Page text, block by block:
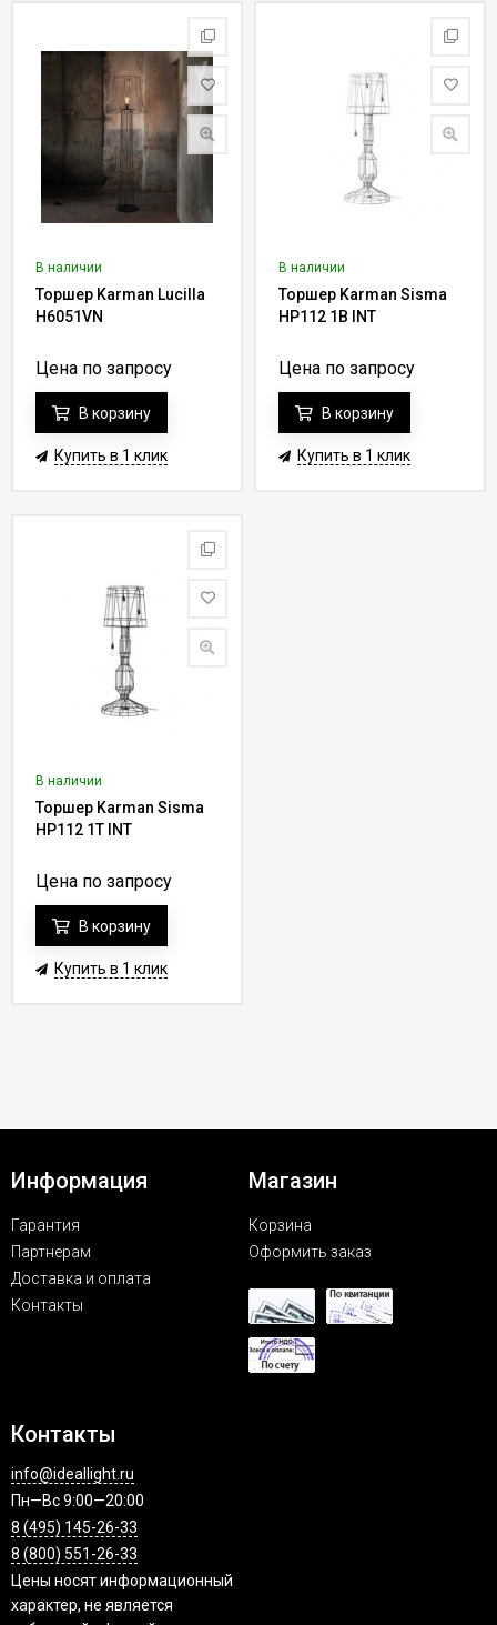
В наличии
Торшер Karman Lucilla
H6051VN
Цена по запросу
В корзину
Купить в 1 клик
В наличии
Торшер Karman Sisma
HP112 1B INT
Цена по запросу
В корзину
Купить в 1 клик
В наличии
Торшер Karman Sisma
HP112 1T INT
Цена по запросу
В корзину
Купить в 1 клик
Информация
Гарантия
Партнерам
Доставка и оплата
Контакты
Магазин
Корзина
Оформить заказ
Контакты
info@ideallight.ru
Пн—Вс 9:00—20:00
8 (495) 145-26-33
8 (800) 551-26-33
Цены носят информационный
характер, не является